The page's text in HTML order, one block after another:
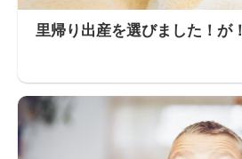
里帰り出産を選びました！が！